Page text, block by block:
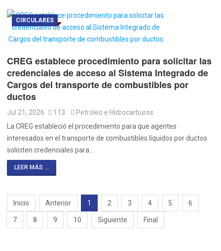
CIRCULARES
CREG establece procedimiento para solicitar las
credenciales de acceso al Sistema Integrado de
Cargos del transporte de combustibles por
ductos
Jul 21, 2026 113
Petroleo e Hidrocarburos
La CREG estableció el procedimiento para que agentes
interesados en el transporte de combustibles líquidos por ductos
soliciten credenciales para…
LEER MÁS ...
Inicio Anterior 1 2 3 4 5 6
7 8 9 10 Siguiente Final